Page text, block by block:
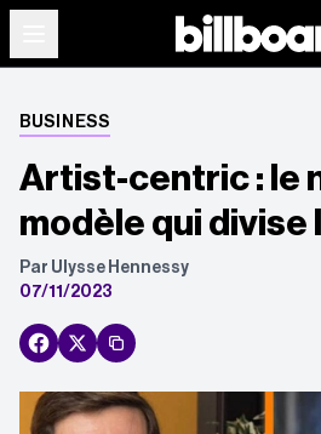
BUSINESS
Artist-centric : le
modèle qui divise
Par Ulysse Hennessy
07/11/2023